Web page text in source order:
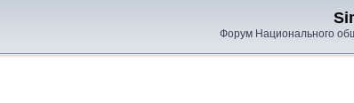
Форум Национального